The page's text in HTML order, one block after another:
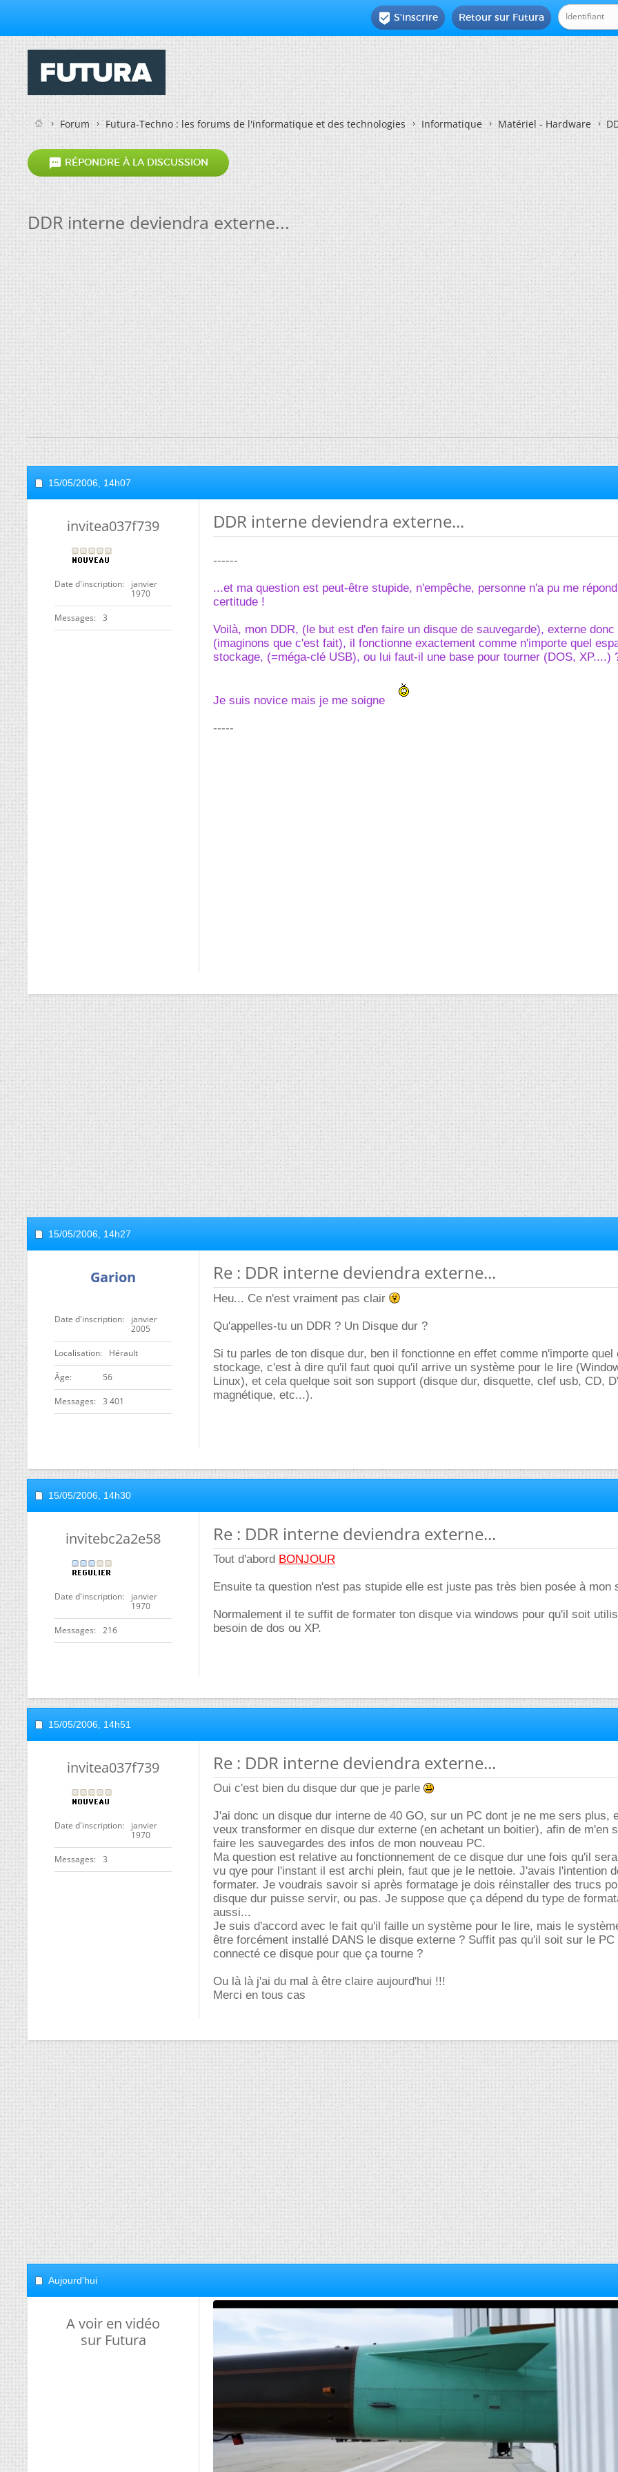
Retour sur Futura
 S'inscrire
Forum Futura-Techno : les forums de l'informatique et des technologies Informatique Matériel - Hardware
 RÉPONDRE À LA DISCUSSION
DDR interne deviendra externe...
15/05/2006, 14h07
invitea037f739
Date d'inscription
janvier
1970
Messages 3
DDR interne deviendra externe...
------
...et ma question est peut-être stupide, n'empêche, personne n'a pu me
certitude !
Voilà, mon DDR, (le but est d'en faire un disque de sauvegarde), externe donc
(imaginons que c'est fait), il fonctionne exactement comme n'importe quel
stockage, (=méga-clé USB), ou lui faut-il une base pour tourner (DOS, XP....)
Je suis novice mais je me soigne
-----
15/05/2006, 14h27
Garion
Date d'inscription
janvier
2005
Localisation Hérault
ge 56
Messages 3 401
Re : DDR interne deviendra externe...
Heu... Ce n'est vraiment pas clair
Qu'appelles-tu un DDR ? Un Disque dur ?
Si tu parles de ton disque dur, ben il fonctionne en effet comme n'importe quel
stockage, c'est à dire qu'il faut quoi qu'il arrive un système pour le lire
Linux), et cela quelque soit son support (disque dur, disquette, clef usb, CD,
magnétique, etc...).
15/05/2006, 14h30
invitebc2a2e58
Date d'inscription
janvier
1970
Messages 216
Re : DDR interne deviendra externe...
Tout d'abord BONJOUR
Ensuite ta question n'est pas stupide elle est juste pas très bien posée à mon
Normalement il te suffit de formater ton disque via windows pour qu'il soit
besoin de dos ou XP.
15/05/2006, 14h51
invitea037f739
Date d'inscription
janvier
1970
Messages 3
Re : DDR interne deviendra externe...
Oui c'est bien du disque dur que je parle
J'ai donc un disque dur interne de 40 GO, sur un PC dont je ne me sers plus,
veux transformer en disque dur externe (en achetant un boitier), afin de m'en
faire les sauvegardes des infos de mon nouveau PC.
Ma question est relative au fonctionnement de ce disque dur une fois qu'il
vu qye pour l'instant il est archi plein, faut que je le nettoie. J'avais l'intention
formater. Je voudrais savoir si après formatage je dois réinstaller des trucs
disque dur puisse servir, ou pas. Je suppose que ça dépend du type de
aussi...
Je suis d'accord avec le fait qu'il faille un système pour le lire, mais le
être forcément installé DANS le disque externe ? Suffit pas qu'il soit sur le PC
connecté ce disque pour que ça tourne ?
Ou là là j'ai du mal à être claire aujourd'hui !!!
Merci en tous cas
Aujourd'hui
A voir en vidéo
sur Futura